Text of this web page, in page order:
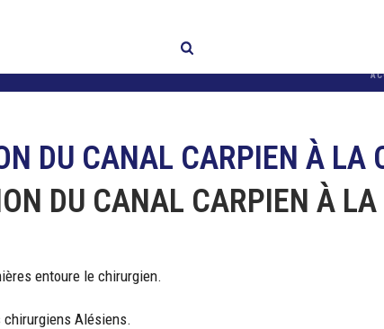
DU CANAL CARPIEN À LA
chirurgiens Alésiens.